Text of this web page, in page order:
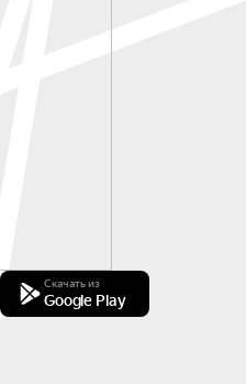
Скачать из
Google Play